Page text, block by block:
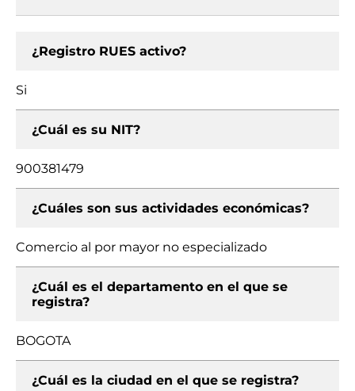
¿Registro RUES activo?
Si
¿Cuál es su NIT?
900381479
¿Cuáles son sus actividades económicas?
Comercio al por mayor no especializado
¿Cuál es el departamento en el que se
registra?
BOGOTA
¿Cuál es la ciudad en el que se registra?